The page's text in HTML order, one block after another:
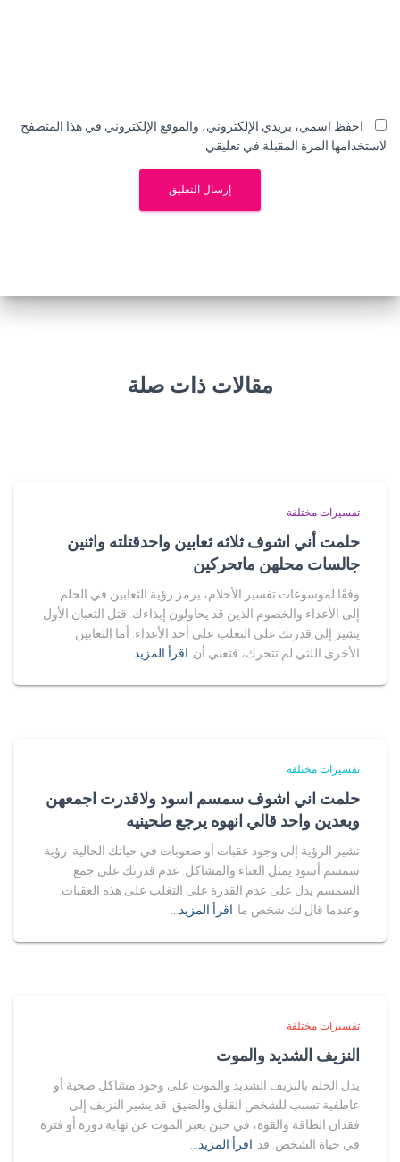
احفظ اسمي، بريدي الإلكتروني، والموقع الإلكتروني في هذا المتصفح
لاستخدامها المرة المقبلة في تعليقي.
مقالات ذات صلة
تفسيرات مختلفة
حلمت أني اشوف ثلاثه ثعابين واحدقتلته واثنين
جالسات محلهن ماتحركين
وفقًا لموسوعات تفسير الأحلام، يرمز رؤية الثعابين في الحلم
إلى الأعداء والخصوم الذين قد يحاولون إيذاءك. قتل الثعبان الأول
يشير إلى قدرتك على التغلب على أحد الأعداء. أما الثعابين
الأخرى اللتي لم تتحرك، فتعني أن اقرأ المزيد…
تفسيرات مختلفة
حلمت اني اشوف سمسم اسود ولاقدرت اجمعهن
وبعدين واحد قالي انهوه يرجع طحينيه
تشير الرؤية إلى وجود عقبات أو صعوبات في حياتك الحالية. رؤية
سمسم أسود يمثل العناء والمشاكل. عدم قدرتك على جمع
السمسم يدل على عدم القدرة على التغلب على هذه العقبات.
وعندما قال لك شخص ما اقرأ المزيد…
تفسيرات مختلفة
النزيف الشديد والموت
يدل الحلم بالنزيف الشديد والموت على وجود مشاكل صحية أو
عاطفية تسبب للشخص القلق والضيق. قد يشير النزيف إلى
فقدان الطاقة والقوة، في حين يعبر الموت عن نهاية دورة أو فترة
في حياة الشخص. قد اقرأ المزيد…